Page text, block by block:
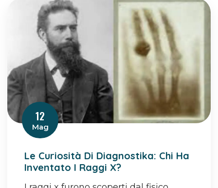
12
Mag
Le Curiosità Di Diagnostika: Chi Ha
Inventato I Raggi X?